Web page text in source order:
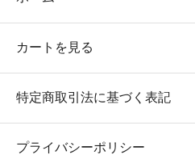
カートを見る
特定商取引法に基づく表記
プライバシーポリシー